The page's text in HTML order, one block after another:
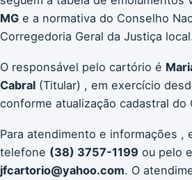
MG e a normativa do Conselho
Corregedoria Geral da Justiça local.
O responsável pelo cartório é
Cabral (Titular) , em exercício
conforme atualização cadastral do
Para atendimento e informações ,
telefone (38) 3757-1199 ou pelo
jfcartorio@yahoo.com. O